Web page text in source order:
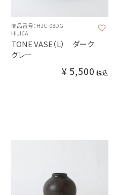
商品番号：HJC-08DG
HIJICA
TONE VASE（L） ダーク
グレー
¥ 5,500 税込